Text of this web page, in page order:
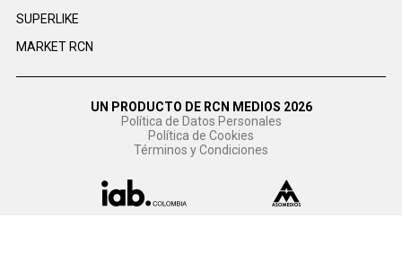
SUPERLIKE
MARKET RCN
UN PRODUCTO DE RCN MEDIOS 2026
Política de Datos Personales
Política de Cookies
Términos y Condiciones